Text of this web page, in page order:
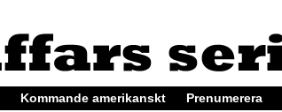
Kommande amerikanskt Prenumerera